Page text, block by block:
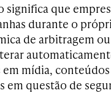
significa que
durante o
de arbitragem
mídia,
em questão de